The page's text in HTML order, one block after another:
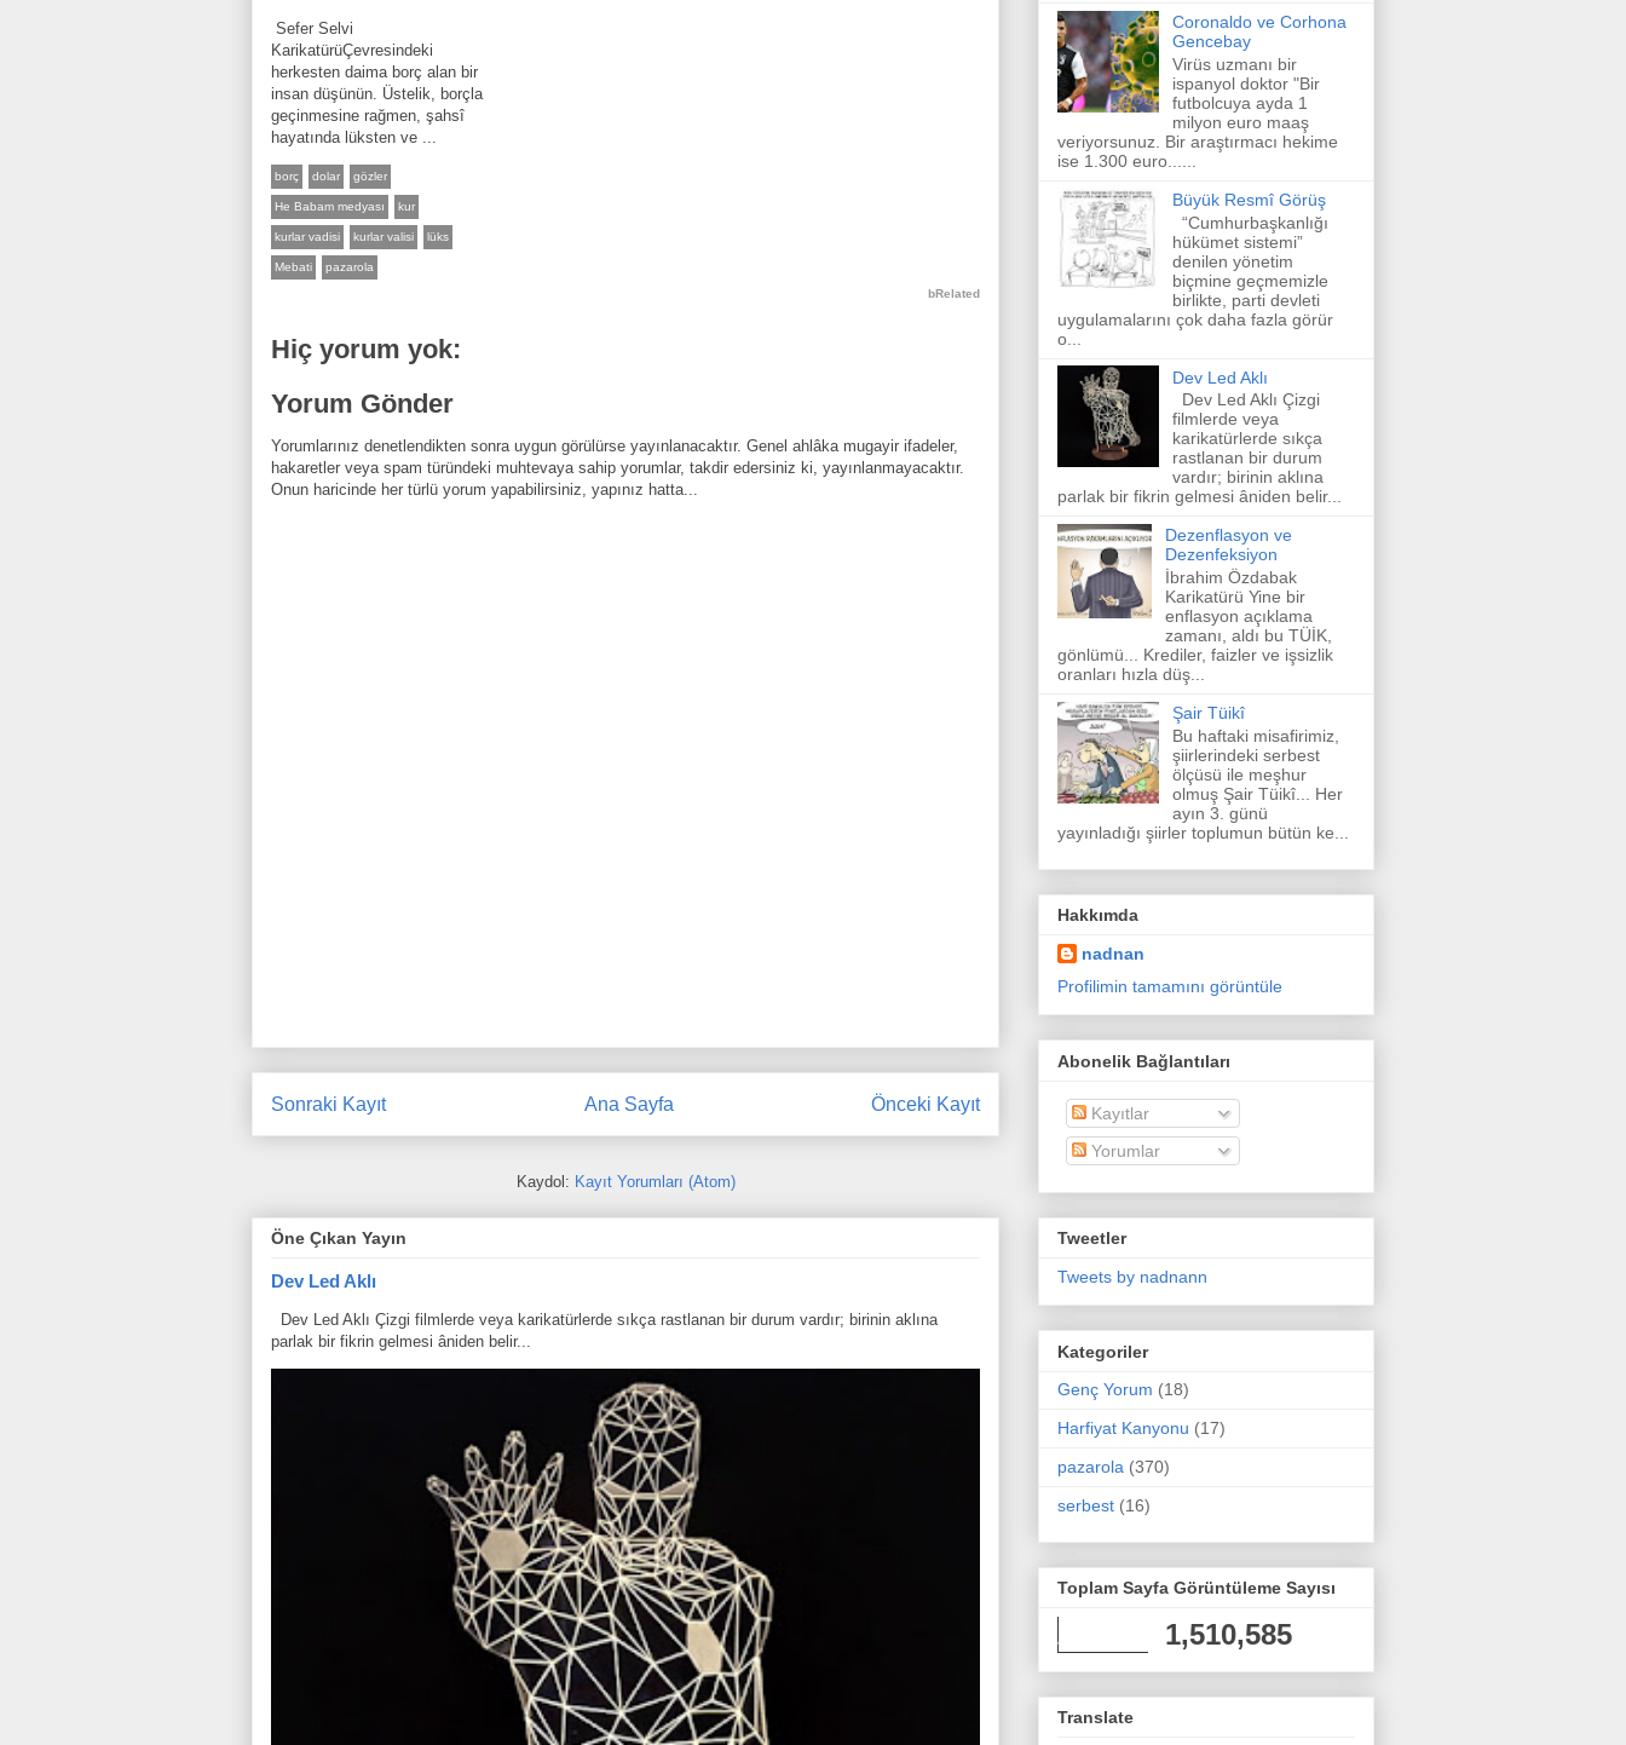
Sefer Selvi
KarikatürüÇevresindeki
herkesten daima borç alan bir
insan düşünün. Üstelik, borçla
geçinmesine rağmen, şahsî
hayatında lüksten ve ...
borç dolar gözler
He Babam medyası kur
kurlar vadisi kurlar valisi lüks
Mebati pazarola
bRelated
Hiç yorum yok:
Yorum Gönder
Yorumlarınız denetlendikten sonra uygun görülürse yayınlanacaktır. Genel ahlâka mugayir ifadeler,
hakaretler veya spam türündeki muhtevaya sahip yorumlar, takdir edersiniz ki, yayınlanmayacaktır.
Onun haricinde her türlü yorum yapabilirsiniz, yapınız hatta...
Sonraki Kayıt Önceki Kayıt
Ana Sayfa
Kaydol: Kayıt Yorumları (Atom)
Öne Çıkan Yayın
Dev Led Aklı
Dev Led Aklı Çizgi filmlerde veya karikatürlerde sıkça rastlanan bir durum vardır; birinin aklına
parlak bir fikrin gelmesi âniden belir...
Coronaldo ve Corhona
Gencebay
Virüs uzmanı bir
ispanyol doktor "Bir
futbolcuya ayda 1
milyon euro maaş
veriyorsunuz. Bir araştırmacı hekime
ise 1.300 euro......
Büyük Resmî Görüş
“Cumhurbaşkanlığı
hükümet sistemi”
denilen yönetim
biçmine geçmemizle
birlikte, parti devleti
uygulamalarını çok daha fazla görür
o...
Dev Led Aklı
Dev Led Aklı Çizgi
filmlerde veya
karikatürlerde sıkça
rastlanan bir durum
vardır; birinin aklına
parlak bir fikrin gelmesi âniden belir...
Dezenflasyon ve
Dezenfeksiyon
İbrahim Özdabak
Karikatürü Yine bir
enflasyon açıklama
zamanı, aldı bu TÜİK,
gönlümü... Krediler, faizler ve işsizlik
oranları hızla düş...
Şair Tüikî
Bu haftaki misafirimiz,
şiirlerindeki serbest
ölçüsü ile meşhur
olmuş Şair Tüikî... Her
ayın 3. günü
yayınladığı şiirler toplumun bütün ke...
Hakkımda
nadnan
Profilimin tamamını görüntüle
Abonelik Bağlantıları
Kayıtlar
Yorumlar
Tweetler
Tweets by nadnann
Kategoriler
Genç Yorum (18)
Harfiyat Kanyonu (17)
pazarola (370)
serbest (16)
Toplam Sayfa Görüntüleme Sayısı
1,510,585
Translate